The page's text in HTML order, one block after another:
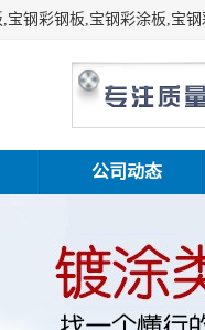
公司动态